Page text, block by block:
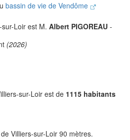
bassin de vie de Vendôme
Loir est M. Albert PIGOREAU -
(2026)
sur-Loir est de 1115 habitants
Villiers-sur-Loir 90 mètres.